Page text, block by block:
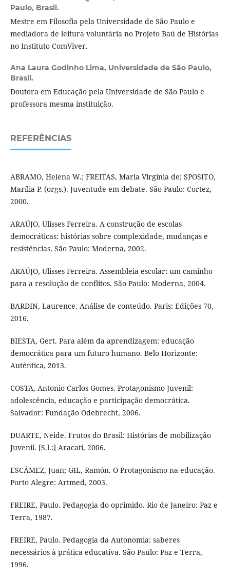
Paulo, Brasil.
Mestre em Filosofia pela Universidade de São Paulo e
mediadora de leitura voluntária no Projeto Baú de Histórias
no Instituto ComViver.
Ana Laura Godinho Lima, Universidade de São Paulo,
Brasil.
Doutora em Educação pela Universidade de São Paulo e
professora mesma instituição.
REFERÊNCIAS
ABRAMO, Helena W.; FREITAS, Maria Virgínia de; SPOSITO,
Marília P. (orgs.). Juventude em debate. São Paulo: Cortez,
2000.
ARAÚJO, Ulisses Ferreira. A construção de escolas
democráticas: histórias sobre complexidade, mudanças e
resistências. São Paulo: Moderna, 2002.
ARAÚJO, Ulisses Ferreira. Assembleia escolar: um caminho
para a resolução de conflitos. São Paulo: Moderna, 2004.
BARDIN, Laurence. Análise de conteúdo. Paris: Edições 70,
2016.
BIESTA, Gert. Para além da aprendizagem: educação
democrática para um futuro humano. Belo Horizonte:
Autêntica, 2013.
COSTA, Antonio Carlos Gomes. Protagonismo Juvenil:
adolescência, educação e participação democrática.
Salvador: Fundação Odebrecht, 2006.
DUARTE, Neide. Frutos do Brasil: Histórias de mobilização
Juvenil. [S.l.:] Aracati, 2006.
ESCÁMEZ, Juan; GIL, Ramón. O Protagonismo na educação.
Porto Alegre: Artmed, 2003.
FREIRE, Paulo. Pedagogia do oprimido. Rio de Janeiro: Paz e
Terra, 1987.
FREIRE, Paulo. Pedagogia da Autonomia: saberes
necessários à prática educativa. São Paulo: Paz e Terra,
1996.